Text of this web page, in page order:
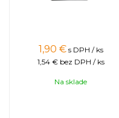
1,90 € s DPH / ks
1,54 € bez DPH / ks
Na sklade